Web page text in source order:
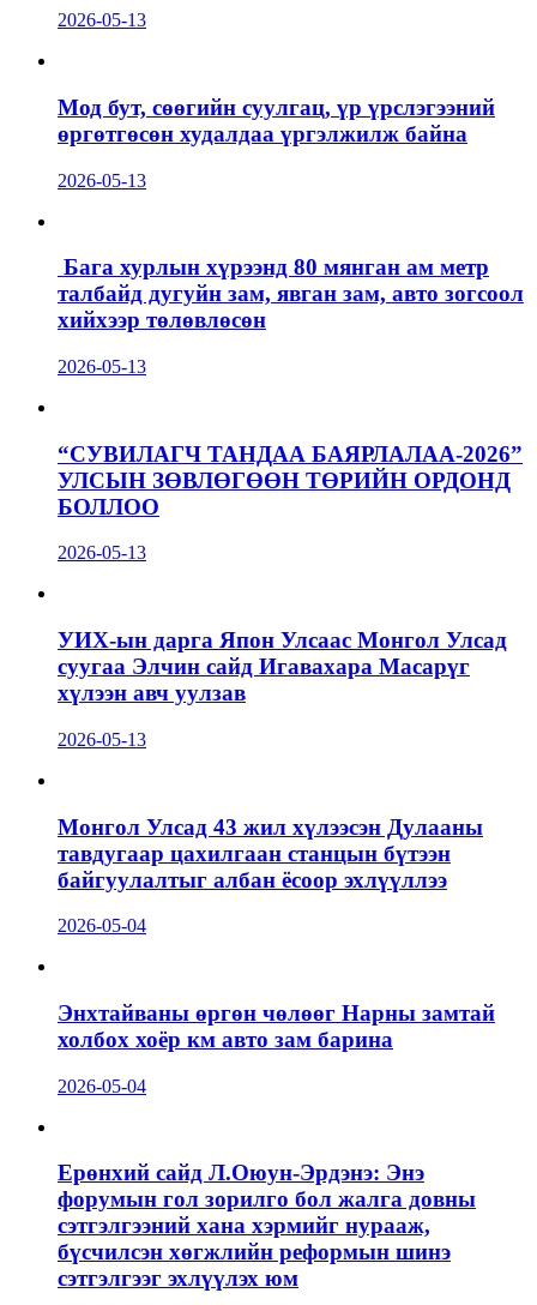
2026-05-13
Мод бут, сөөгийн суулгац, үр үрслэгээний
өргөтгөсөн худалдаа үргэлжилж байна
2026-05-13
Бага хурлын хүрээнд 80 мянган ам метр
талбайд дугуйн зам, явган зам, авто зогсоол
хийхээр төлөвлөсөн
2026-05-13
“СУВИЛАГЧ ТАНДАА БАЯРЛАЛАА-2026”
УЛСЫН ЗӨВЛӨГӨӨН ТӨРИЙН ОРДОНД
БОЛЛОО
2026-05-13
УИХ-ын дарга Япон Улсаас Монгол Улсад
суугаа Элчин сайд Игавахара Масарүг
хүлээн авч уулзав
2026-05-13
Монгол Улсад 43 жил хүлээсэн Дулааны
тавдугаар цахилгаан станцын бүтээн
байгуулалтыг албан ёсоор эхлүүллээ
2026-05-04
Энхтайваны өргөн чөлөөг Нарны замтай
холбох хоёр км авто зам барина
2026-05-04
Ерөнхий сайд Л.Оюун-Эрдэнэ: Энэ
форумын гол зорилго бол жалга довны
сэтгэлгээний хана хэрмийг нурааж,
бүсчилсэн хөгжлийн реформын шинэ
сэтгэлгээг эхлүүлэх юм